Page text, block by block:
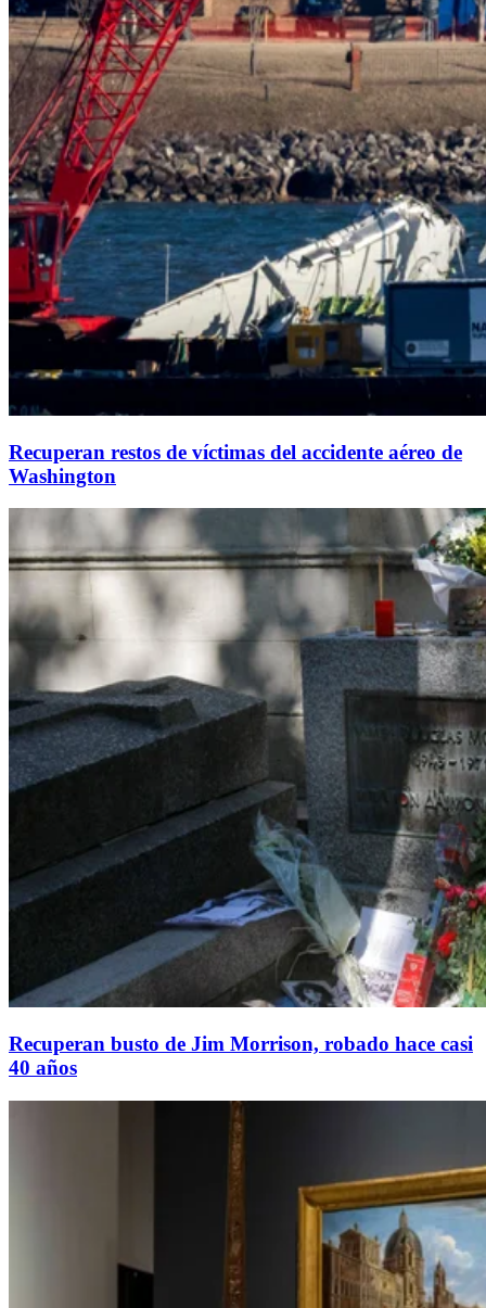
Recuperan restos de víctimas del accidente aéreo de
Washington
Recuperan busto de Jim Morrison, robado hace casi
40 años